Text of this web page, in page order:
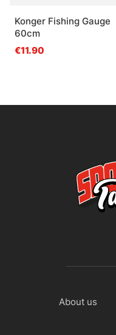
Konger Fishing Gauge
60cm
€11.90
About us